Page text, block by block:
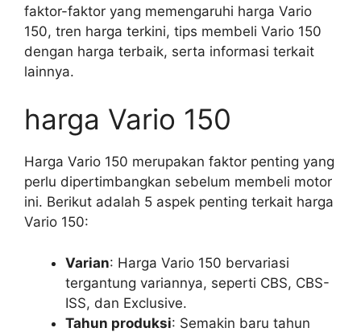
faktor-faktor yang memengaruhi harga Vario
150, tren harga terkini, tips membeli Vario 150
dengan harga terbaik, serta informasi terkait
lainnya.
harga Vario 150
Harga Vario 150 merupakan faktor penting yang
perlu dipertimbangkan sebelum membeli motor
ini. Berikut adalah 5 aspek penting terkait harga
Vario 150:
Varian: Harga Vario 150 bervariasi
tergantung variannya, seperti CBS, CBS-
ISS, dan Exclusive.
Tahun produksi: Semakin baru tahun